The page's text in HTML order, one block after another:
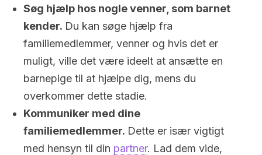
Søg hjælp hos nogle venner, som barnet
kender. Du kan søge hjælp fra
familiemedlemmer, venner og hvis det er
muligt, ville det være ideelt at ansætte en
barnepige til at hjælpe dig, mens du
overkommer dette stadie.
Kommuniker med dine
familiemedlemmer. Dette er især vigtigt
med hensyn til din partner. Lad dem vide,